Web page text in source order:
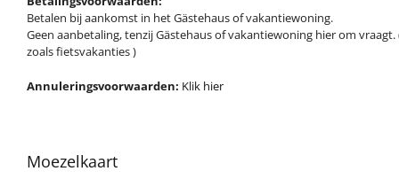
Betalen bij aankomst in het Gästehaus of vakantiewoning.
Geen aanbetaling, tenzij Gästehaus of vakantiewoning hier om
zoals fietsvakanties )
Annuleringsvoorwaarden: Klik hier
Moezelkaart